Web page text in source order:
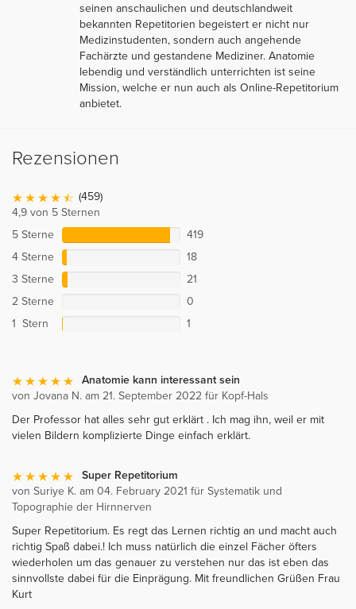
seinen anschaulichen und deutschlandweit
bekannten Repetitorien begeistert er nicht nur
Medizinstudenten, sondern auch angehende
Fachärzte und gestandene Mediziner. Anatomie
lebendig und verständlich unterrichten ist seine
Mission, welche er nun auch als Online-Repetitorium
anbietet.
Rezensionen
(459)
4,9 von 5 Sternen
5 Sterne
419
4 Sterne
18
3 Sterne
21
2 Sterne
0
1 Stern
1
Anatomie kann interessant sein
von Jovana N. am 21. September 2022 für Kopf-Hals
Der Professor hat alles sehr gut erklärt . Ich mag ihn, weil er mit
vielen Bildern komplizierte Dinge einfach erklärt.
Super Repetitorium
von Suriye K. am 04. February 2021 für Systematik und
Topographie der Hirnnerven
Super Repetitorium. Es regt das Lernen richtig an und macht auch
richtig Spaß dabei.! Ich muss natürlich die einzel Fächer öfters
wiederholen um das genauer zu verstehen nur das ist eben das
sinnvollste dabei für die Einprägung. Mit freundlichen Grüßen Frau
Kurt